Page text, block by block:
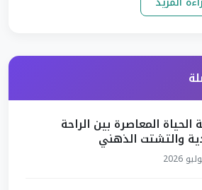
الحياة المعاصرة بين الراحة
والتشتت الذهني